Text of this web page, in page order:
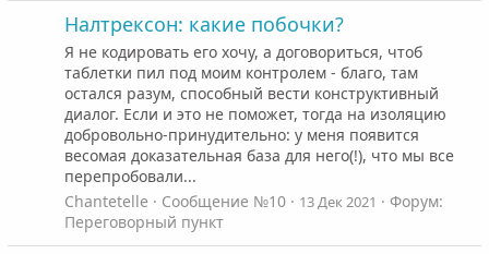
Налтрексон: какие побочки?
Я не кодировать его хочу, а договориться, чтоб
таблетки пил под моим контролем - благо, там
остался разум, способный вести конструктивный
диалог. Если и это не поможет, тогда на изоляцию
добровольно-принудительно: у меня появится
весомая доказательная база для него(!), что мы все
перепробовали...
Chantetelle
Сообщение №10 13 Дек 2021
Форум:
Переговорный пункт